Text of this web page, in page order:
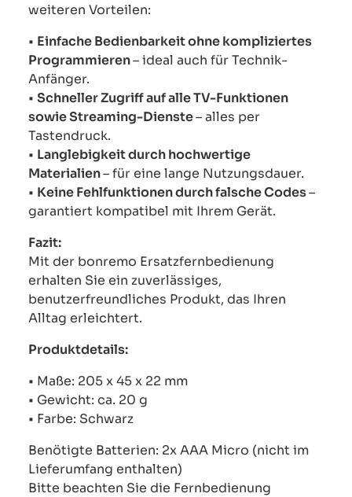
weiteren Vorteilen:
• Einfache Bedienbarkeit ohne kompliziertes
Programmieren– ideal auch für Technik-
Anfänger.
• Schneller Zugriff auf alle TV-Funktionen
sowie Streaming-Dienste– alles per
Tastendruck.
• Langlebigkeit durch hochwertige
Materialien– für eine lange Nutzungsdauer.
• Keine Fehlfunktionen durch falsche Codes–
garantiert kompatibel mit Ihrem Gerät.
Fazit:
Mit der bonremo Ersatzfernbedienung
erhalten Sie ein zuverlässiges,
benutzerfreundliches Produkt, das Ihren
Alltag erleichtert.
Produktdetails:
• Maße: 205 x 45 x 22 mm
• Gewicht: ca. 20 g
• Farbe: Schwarz
Benötigte Batterien: 2x AAA Micro (nicht im
Lieferumfang enthalten)
Bitte beachten Sie die Fernbedienung